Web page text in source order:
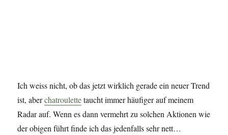
Ich weiss nicht, ob das jetzt wirklich gerade ein neuer Trend
ist, aberchatroulettetaucht immer häufiger auf meinem
Radar auf. Wenn es dann vermehrt zu solchen Aktionen wie
der obigen führt finde ich das jedenfalls sehr nett…